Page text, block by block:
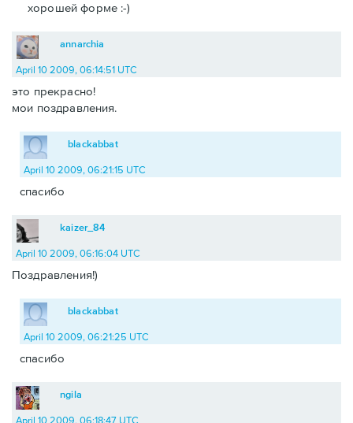
хорошей форме :-)
annarchia
April 10 2009, 06:14:51 UTC
это прекрасно!
мои поздравления.
blackabbat
April 10 2009, 06:21:15 UTC
спасибо
kaizer_84
April 10 2009, 06:16:04 UTC
Поздравления!)
blackabbat
April 10 2009, 06:21:25 UTC
спасибо
ngila
April 10 2009, 06:18:47 UTC